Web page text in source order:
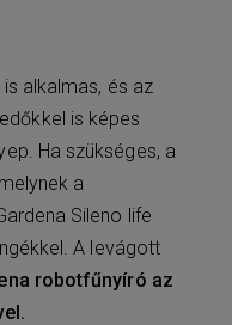
alkalmas, és az
is képes
Ha szükséges, a
a
Sileno life
A levágott
robotfűnyíró az